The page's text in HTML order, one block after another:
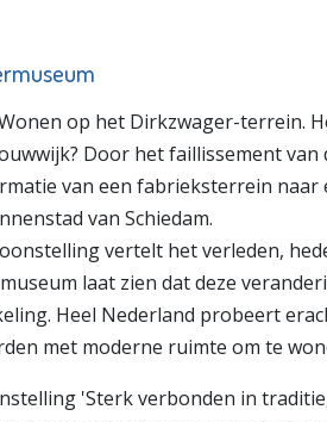
op het Dirkzwager-terrein.
Door het faillissement
van een fabrieksterrein
van Schiedam.
vertelt het verleden,
laat zien dat deze
Heel Nederland probeert
met moderne ruimte om te
'Sterk verbonden in